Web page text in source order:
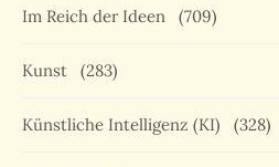
Im Reich der Ideen (709)
Kunst (283)
Künstliche Intelligenz (KI) (328)